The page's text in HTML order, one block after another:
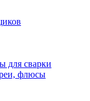
для сварки
флюсы